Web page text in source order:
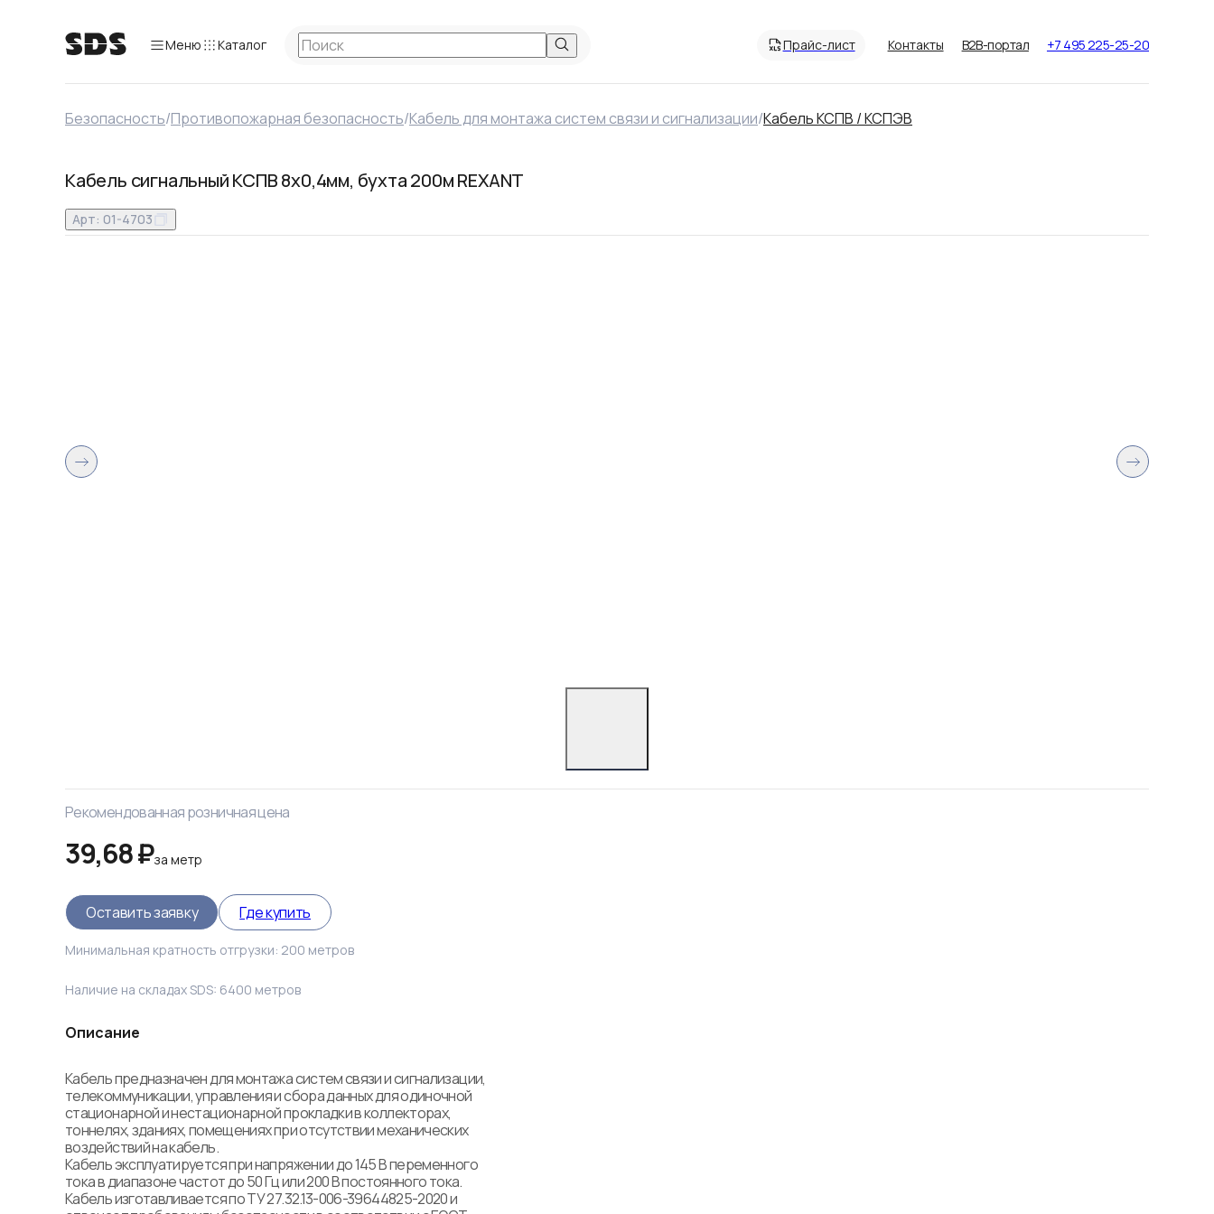
Меню Каталог Прайс-лист Контакты B2B-портал +7 495 225-25-20
Безопасность/Противопожарная безопасность/Кабель для монтажа систем связи и сигнализации/Кабель КСПВ / КСПЭВ
Кабель сигнальный КСПВ 8х0,4мм, бухта 200м REXANT
Арт: 01-4703
Рекомендованная розничная цена
39,68 ₽заметр
Оставить заявку Где купить
Минимальная кратность отгрузки: 200 метров
Наличие на складах SDS: 6400 метров
Описание
Кабель предназначен для монтажа систем связи и сигнализации,
телекоммуникации, управления и сбора данных для одиночной
стационарной и нестационарной прокладки в коллекторах,
тоннелях, зданиях, помещениях при отсутствии механических
воздействий на кабель.
Кабель эксплуатируется при напряжении до 145 В переменного
тока в диапазоне частот до 50 Гц или 200 В постоянного тока.
Кабель изготавливается по ТУ 27.32.13-006-39644825-2020 и